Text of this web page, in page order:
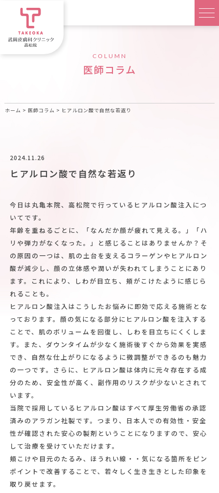
COLUMN
医師コラム
ホーム > 医師コラム > ヒアルロン酸で自然な若返り
2024.11.26
ヒアルロン酸で自然な若返り
今日は丸亀本院、高松院で行っているヒアルロン酸注入につ
いてです。
年齢を重ねるごとに、「なんだか顔が疲れて見える。」「ハ
リや弾力がなくなった。」と感じることはありませんか？そ
の原因の一つは、肌の土台を支えるコラーゲンやヒアルロン
酸が減少し、顔の立体感や潤いが失われてしまうことにあり
ます。これにより、しわが目立ち、頬がこけたように感じら
れることも。
ヒアルロン酸注入はこうしたお悩みに即効で応える施術とな
っております。顔の気になる部分にヒアルロン酸を注入する
ことで、肌のボリュームを回復し、しわを目立ちにくくしま
す。また、ダウンタイムが少なく施術後すぐから効果を実感
でき、自然な仕上がりになるように微調整ができるのも魅力
の一つです。さらに、ヒアルロン酸は体内に元々存在する成
分のため、安全性が高く、副作用のリスクが少ないとされて
います。
当院で採用しているヒアルロン酸はすべて厚生労働省の承認
済みのアラガン社製です。つまり、日本人での有効性・安全
性が確認された安心の製剤ということになりますので、安心
して治療を受けていただけます。
頬こけや目元のたるみ、ほうれい線・・気になる箇所をピン
ポイントで改善することで、若々しく生き生きとした印象を
取り戻せます。